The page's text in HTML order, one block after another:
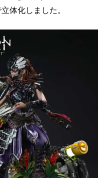
体化しました。